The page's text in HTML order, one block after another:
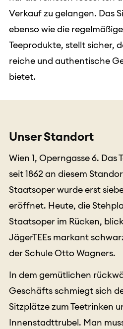
Verkauf zu gelangen. Das
ebenso wie die
Teeprodukte, stellt sicher,
reiche und authentische
bietet.
Unser Standort
Wien 1, Operngasse 6.
seit 1862 an diesem
Staatsoper wurde erst
eröffnet. Heute, die
Staatsoper im Rücken,
JägerTEEs markant
der Schule Otto Wagners.
In dem gemütlichen
Geschäfts schmiegt sich
Sitzplätze zum Teetrinken
Innenstadttrubel. Man